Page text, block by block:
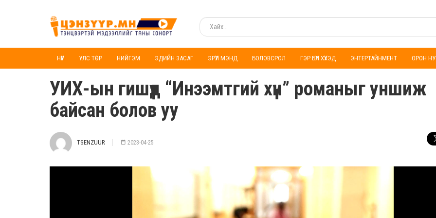
НҮҮР УЛС ТӨР НИЙГЭМ ЭДИЙН ЗАСАГ ЭРҮҮЛ МЭНД БОЛОВСРОЛ ГЭР БҮЛ ХҮҮХЭД ЭНТЕРТАЙНМЕНТ ОРОН
УИХ-ын гишүүд “Инээмтгий хүн” романыг уншиж
байсан болов уу
TSENZUUR 2023-04-25